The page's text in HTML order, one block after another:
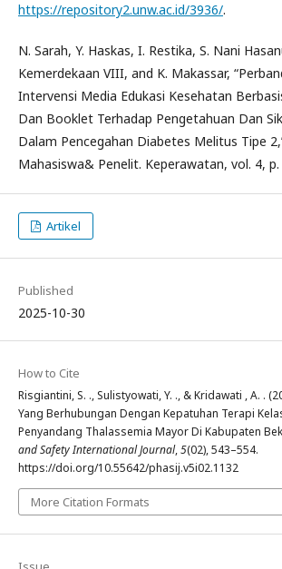
https://repository2.unw.ac.id/3936/.
N. Sarah, Y. Haskas, I. Restika, S. Nani
Kemerdekaan VIII, and K. Makassar,
Intervensi Media Edukasi Kesehatan
Dan Booklet Terhadap Pengetahuan Dan
Dalam Pencegahan Diabetes Melitus Tipe
Mahasiswa& Penelit. Keperawatan, vol. 4, p.
Artikel
Published
2025-10-30
How to Cite
Risgiantini, S. ., Sulistyowati, Y. ., & Kridawati , A. .
Yang Berhubungan Dengan Kepatuhan Terapi
Penyandang Thalassemia Mayor Di Kabupaten
and Safety International Journal,5(02), 543–554.
https://doi.org/10.55642/phasij.v5i02.1132
More Citation Formats